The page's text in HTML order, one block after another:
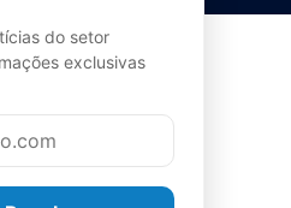
do setor
exclusivas